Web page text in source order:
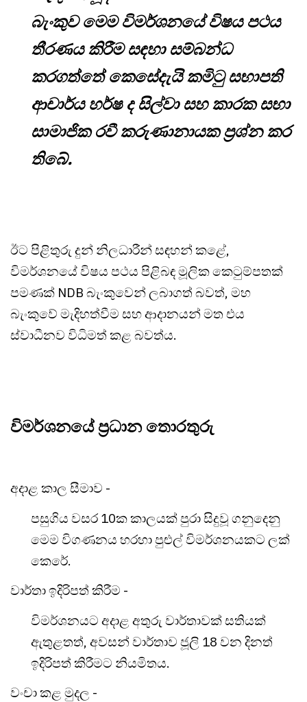
බැංකුව මෙම විමර්ශනයේ විෂය පථය
තීරණය කිරීම සඳහා සම්බන්ධ
කරගත්තේ කෙසේදැයි කමිටු සභාපති
ආචාර්ය හර්ෂ ද සිල්වා සහ කාරක සභා
සාමාජික රවී කරුණානායක ප්‍රශ්න කර
තිබේ.
ඊට පිළිතුරු දුන් නිලධාරීන් සඳහන් කළේ,
විමර්ශනයේ විෂය පථය පිළිබඳ මූලික කෙටුම්පතක්
පමණක් NDB බැංකුවෙන් ලබාගත් බවත්, මහ
බැංකුවේ මැදිහත්වීම සහ ආදානයන් මත එය
ස්වාධීනව විධිමත් කළ බවත්ය.
විමර්ශනයේ ප්‍රධාන තොරතුරු
අදාළ කාල සීමාව -
පසුගිය වසර 10ක කාලයක් පුරා සිදුවූ ගනුදෙනු
මෙම විගණනය හරහා පුළුල් විමර්ශනයකට ලක්
කෙරේ.
වාර්තා ඉදිරිපත් කිරීම -
විමර්ශනයට අදාළ අතුරු වාර්තාවක් සතියක්
ඇතුළතත්, අවසන් වාර්තාව ජූලි 18 වන දිනත්
ඉදිරිපත් කිරීමට නියමිතය.
වංචා කළ මුදල -